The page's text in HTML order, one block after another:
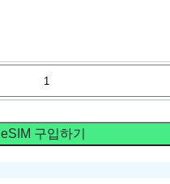
eSIM 구입하기